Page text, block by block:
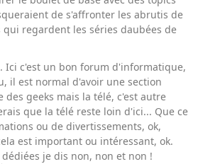
de s'affronter les abrutis de
regardent les séries daubées de
Ici c'est un bon forum d'informatique,
il est normal d'avoir une section
des geeks mais la télé, c'est autre
que la télé reste loin d'ici... Que ce
ou de divertissements, ok,
est important ou intéressant, ok.
je dis non, non et non !